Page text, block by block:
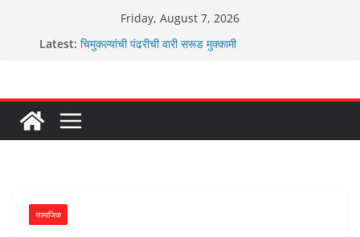
Friday, August 7, 2026
Latest: चिमुकल्यांची पंढरीची वारी सरूड मुक्कामी
सामाजिक